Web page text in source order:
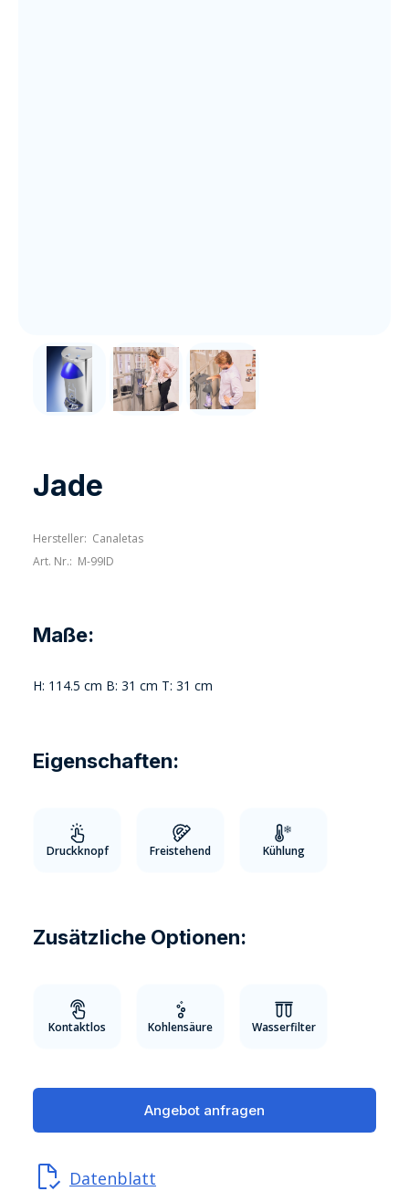
Jade
Hersteller: Canaletas
Art. Nr.: M-99ID
Maße:
H: 114.5 cm B: 31 cm T: 31 cm
Eigenschaften:
Druckknopf Freistehend Kühlung
Zusätzliche Optionen:
Kontaktlos Kohlensäure Wasserfilter
Angebot anfragen
Datenblatt